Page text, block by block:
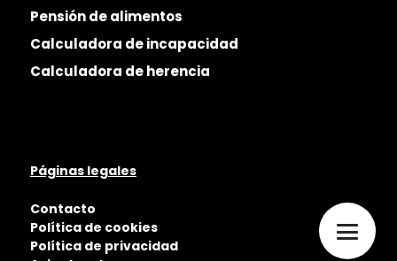
Pensión de alimentos
Calculadora de incapacidad
Calculadora de herencia
Páginas legales
Contacto
Política de cookies
Política de privacidad